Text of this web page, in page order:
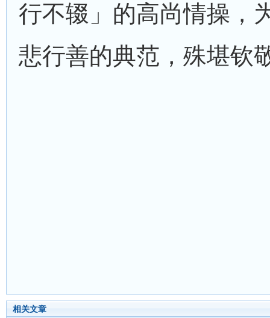
行不辍」的高尚情操，
悲行善的典范，殊堪钦
相关文章